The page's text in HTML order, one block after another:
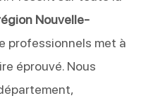
Nouvelle-
professionnels met à
éprouvé. Nous